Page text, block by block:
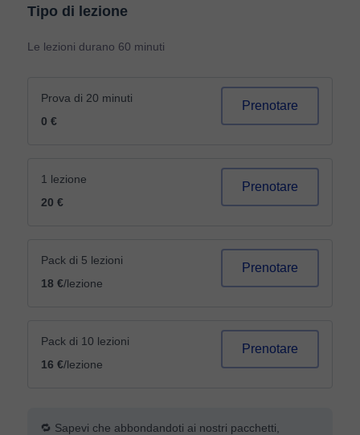
Tipo di lezione
Le lezioni durano 60 minuti
Prova di 20 minuti
0 €
Prenotare
1 lezione
20 €
Prenotare
Pack di 5 lezioni
18 €/lezione
Prenotare
Pack di 10 lezioni
16 €/lezione
Prenotare
🔁 Sapevi che abbondandoti ai nostri pacchetti,